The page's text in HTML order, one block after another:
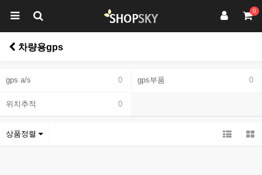
0
차량용gps
gps a/s 0 gps부품 0
위치추적 0
상품정렬